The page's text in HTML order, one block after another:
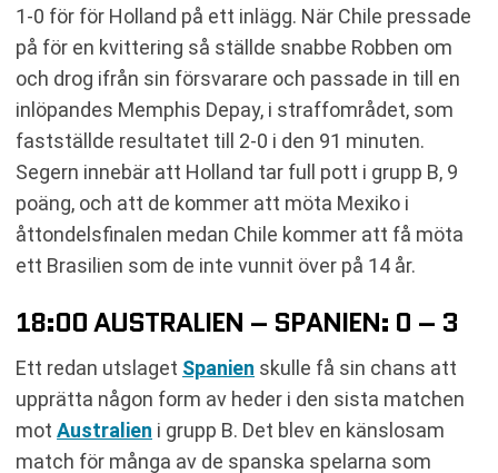
1-0 för för Holland på ett inlägg. När Chile pressade
på för en kvittering så ställde snabbe Robben om
och drog ifrån sin försvarare och passade in till en
inlöpandes Memphis Depay, i straffområdet, som
fastställde resultatet till 2-0 i den 91 minuten.
Segern innebär att Holland tar full pott i grupp B, 9
poäng, och att de kommer att möta Mexiko i
åttondelsfinalen medan Chile kommer att få möta
ett Brasilien som de inte vunnit över på 14 år.
18:00 AUSTRALIEN – SPANIEN: 0 – 3
Ett redan utslaget Spanien skulle få sin chans att
upprätta någon form av heder i den sista matchen
mot Australien i grupp B. Det blev en känslosam
match för många av de spanska spelarna som